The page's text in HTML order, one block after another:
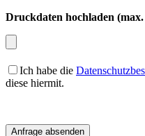
Druckdaten hochladen
Ich habe die
diese hiermit.